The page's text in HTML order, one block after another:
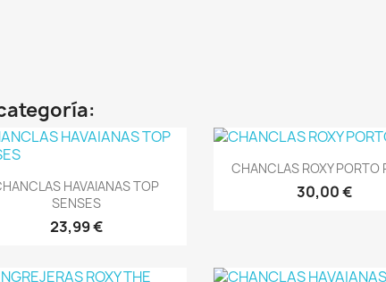
 Vista rápida
HAVAIANAS TOP
SENSES
23,99 €
Vista rápida
CHANCLAS ROXY PORTO
30,00 €